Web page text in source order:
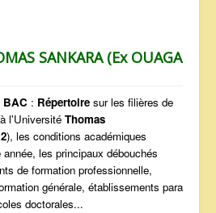
SANKARA (Ex OUAGA
BAC : Répertoire sur les filières de
l'Université Thomas
), les conditions académiques
les principaux débouchés
de formation professionnelle,
générale, établissements para
doctorales...